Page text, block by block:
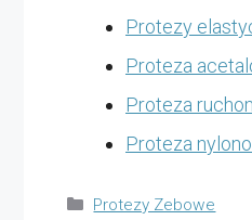
Protezy
Proteza
Proteza
Proteza
Kategorie
Protezy Zebowe